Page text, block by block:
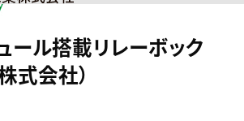
ュ
ール搭載リレーボック
式会社）